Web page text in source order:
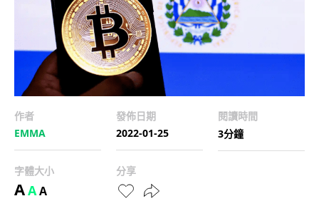
作者
EMMA
發佈日期
2022-01-25
閱讀時間
3分鐘
字體大小
AAA
分享